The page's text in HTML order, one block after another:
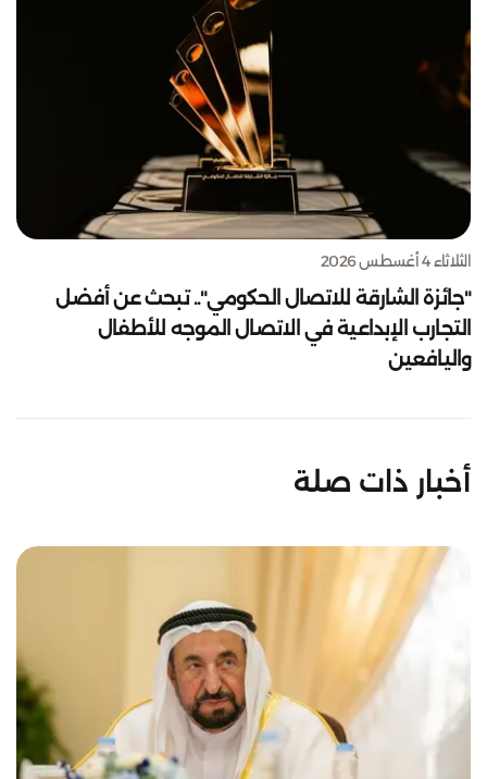
الثلاثاء 4 أغسطس 2026
"جائزة الشارقة للاتصال الحكومي".. تبحث عن أفضل
التجارب الإبداعية في الاتصال الموجه للأطفال
واليافعين
أخبار ذات صلة